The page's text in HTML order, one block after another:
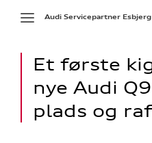
Toggle
Audi Servicepartner
Et første
nye Audi
plads og